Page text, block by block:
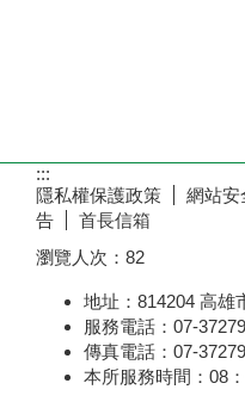
:::
隱私權保護政策
網站安
告
首長信箱
瀏覽人次： 82
地址：814204 高雄
服務電話：07-
傳真電話：07-
本所服務時間：08